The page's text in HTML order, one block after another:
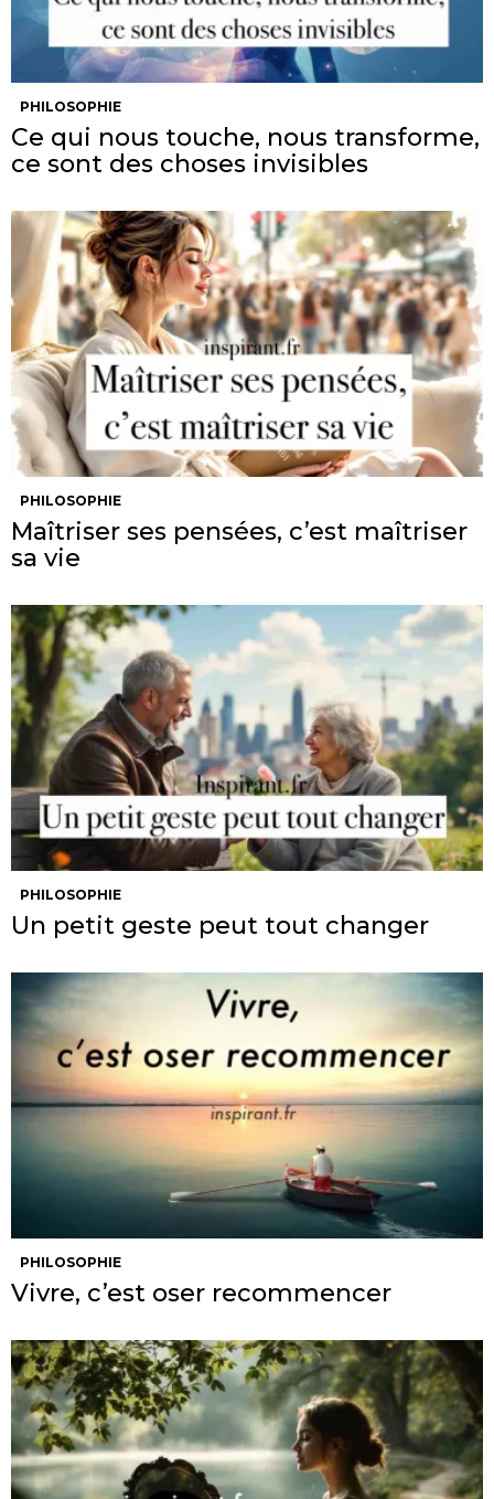
PHILOSOPHIE
Ce qui nous touche, nous transforme,
ce sont des choses invisibles
PHILOSOPHIE
Maîtriser ses pensées, c’est maîtriser
sa vie
PHILOSOPHIE
Un petit geste peut tout changer
PHILOSOPHIE
Vivre, c’est oser recommencer